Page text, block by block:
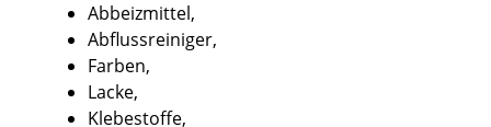
Abbeizmittel,
Abflussreiniger,
Farben,
Lacke,
Klebestoffe,